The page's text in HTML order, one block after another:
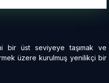
bir üst seviyeye taşımak ve
üzere kurulmuş yenilikçi bir